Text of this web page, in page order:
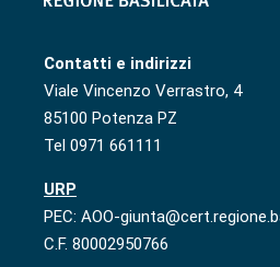
Contatti e indirizzi
Viale Vincenzo Verrastro, 4
85100 Potenza PZ
Tel 0971 661111
URP
PEC: AOO-
C.F. 80002950766